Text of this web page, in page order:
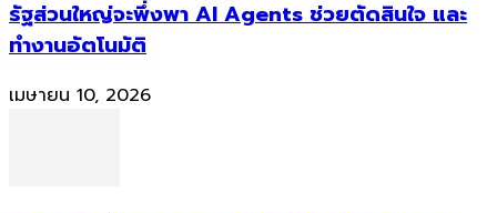
รัฐส่วนใหญ่จะพึ่งพา AI Agents ช่วยตัดสินใจ และ
ทำงานอัตโนมัติ
เมษายน 10, 2026